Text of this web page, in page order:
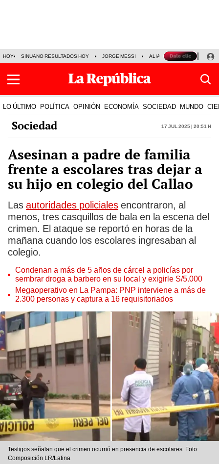
HOY SINUANO RESULTADOS HOY JORGE MESSI ALIANZA LIMA VS SPORT
LO ÚLTIMO POLÍTICA OPINIÓN ECONOMÍA SOCIEDAD MUNDO
Sociedad 17 Jul 2025 | 20:51 h
Asesinan a padre de familia
frente a escolares tras dejar a
su hijo en colegio del Callao
Las autoridades policiales encontraron, al
menos, tres casquillos de bala en la escena del
crimen. El ataque se reportó en horas de la
mañana cuando los escolares ingresaban al
colegio.
Condenan a más de 5 años de cárcel a policías por
sembrar droga a barbero en su local y exigirle S/5.000
Megaoperativo en La Pampa: PNP interviene a más de
2.300 personas y captura a 16 requisitoriados
Testigos señalan que el crimen ocurrió en presencia de escolares. Foto:
Composición LR/Latina